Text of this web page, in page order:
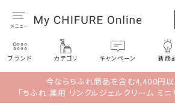
ブランド カテゴリ キャンペーン 新商
今ならちふれ商品を含む4,400円
「ちふれ 薬用 リンクルジェルクリーム ミニ